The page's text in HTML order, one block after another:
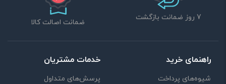
7 روز ضمانت بازگشت ضمانت اصالت کالا
راهنمای خرید
شیوه‌های پرداخت
خدمات مشتریان
پرسش‌های متداول